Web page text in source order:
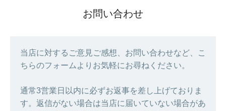
お問い合わせ
当店に対するご意見ご感想、お問い合わせなど、こ
ちらのフォームよりお気軽にお尋ねください。
通常3営業日以内に必ずお返事を差し上げておりま
す。返信がない場合は当店に届いていない場合があ